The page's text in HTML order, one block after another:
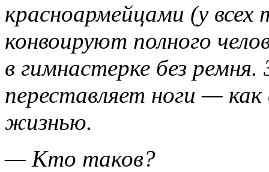
красноармейцами (у всех
конвоируют полного
в гимнастерке без
переставляет ноги —
жизнью.
— Кто таков?